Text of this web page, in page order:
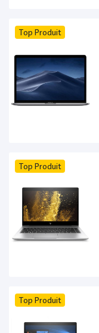
Top Produit
Top Produit
Top Produit